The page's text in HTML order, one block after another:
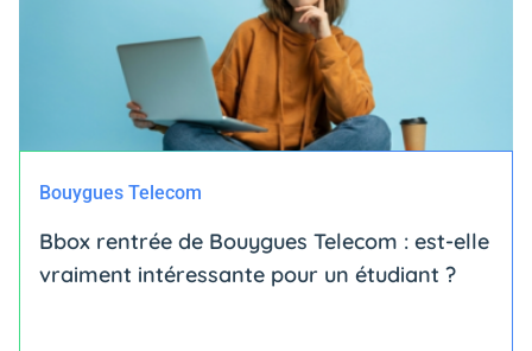
Bouygues Telecom
Bbox rentrée de Bouygues Telecom : est-elle
vraiment intéressante pour un étudiant ?